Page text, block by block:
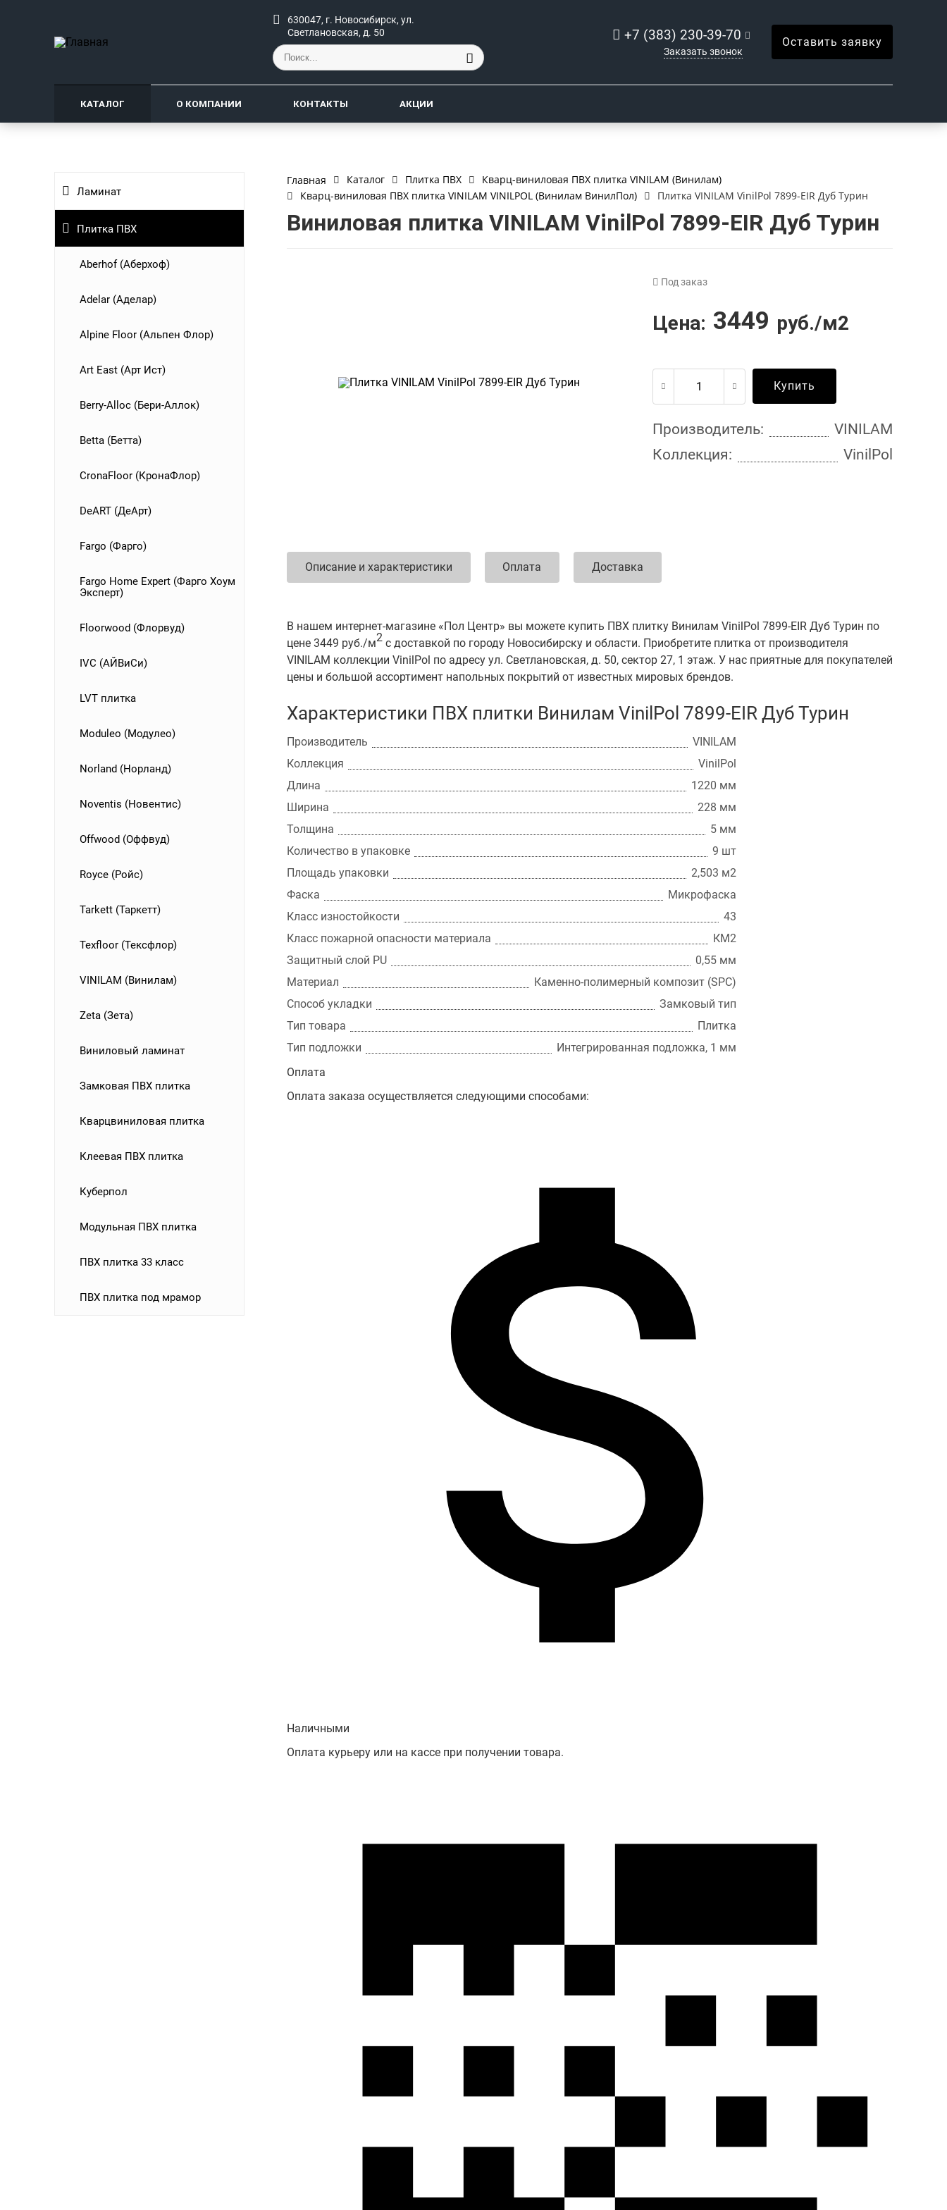
630047, г. Новосибирск, ул.
Светлановская, д. 50
+7 (383) 230-39-70
Заказать звонок
Оставить заявку
КАТАЛОГ О КОМПАНИИ КОНТАКТЫ АКЦИИ
Ламинат
Плитка ПВХ
Aberhof (Аберхоф)
Adelar (Аделар)
Alpine Floor (Альпен Флор)
Art East (Арт Ист)
Berry-Alloc (Бери-Аллок)
Betta (Бетта)
CronaFloor (КронаФлор)
DeART (ДеАрт)
Fargo (Фарго)
Fargo Home Expert (Фарго Хоум
Эксперт)
Floorwood (Флорвуд)
IVC (АЙВиСи)
LVT плитка
Moduleo (Модулео)
Norland (Норланд)
Noventis (Новентис)
Offwood (Оффвуд)
Royce (Ройс)
Tarkett (Таркетт)
Texfloor (Тексфлор)
VINILAM (Винилам)
Zeta (Зета)
Виниловый ламинат
Замковая ПВХ плитка
Кварцвиниловая плитка
Клеевая ПВХ плитка
Куберпол
Модульная ПВХ плитка
ПВХ плитка 33 класс
ПВХ плитка под мрамор
Главная Каталог Плитка ПВХ
Кварц-виниловая ПВХ плитка VINILAM (Винилам)
Кварц-виниловая ПВХ плитка VINILAM VINILPOL (Винилам ВинилПол)
Плитка VINILAM VinilPol 7899-EIR Дуб Турин
Виниловая плитка VINILAM VinilPol 7899-EIR Дуб Турин
Под заказ
Цена: 3449 руб./м2
Купить
Производитель:
VINILAM
Коллекция:
VinilPol
Описание и характеристики Оплата Доставка
В нашем интернет-магазине «Пол Центр» вы можете купить ПВХ плитку Винилам VinilPol 7899-EIR Дуб Турин по
цене 3449 руб./м2 с доставкой по городу Новосибирску и области. Приобретите плитка от производителя
VINILAM коллекции VinilPol по адресу ул. Светлановская, д. 50, сектор 27, 1 этаж. У нас приятные для покупателей
цены и большой ассортимент напольных покрытий от известных мировых брендов.
Характеристики ПВХ плитки Винилам VinilPol 7899-EIR Дуб Турин
Производитель
VINILAM
Коллекция
VinilPol
Длина
1220 мм
Ширина
228 мм
Толщина
5 мм
Количество в упаковке
9 шт
Площадь упаковки
2,503 м2
Фаска
Микрофаска
Класс изностойкости
43
Класс пожарной опасности материала
КМ2
Защитный слой PU
0,55 мм
Материал
Каменно-полимерный композит (SPC)
Способ укладки
Замковый тип
Тип товара
Плитка
Тип подложки
Интегрированная подложка, 1 мм
Оплата
Оплата заказа осуществляется следующими способами:
Наличными
Оплата курьеру или на кассе при получении товара.